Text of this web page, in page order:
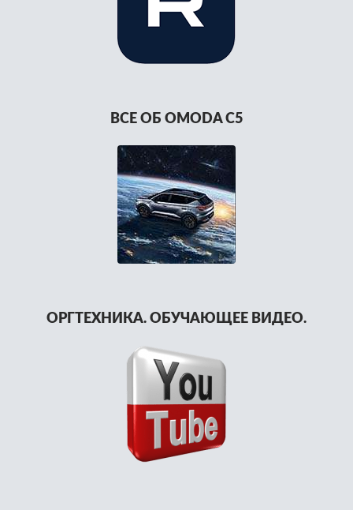
ВСЕ ОБ OMODA C5
ОРГТЕХНИКА. ОБУЧАЮЩЕЕ ВИДЕО.